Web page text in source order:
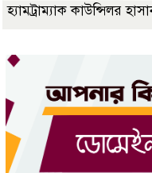
হ্যামট্রাম্যাক কাউন্সিলর